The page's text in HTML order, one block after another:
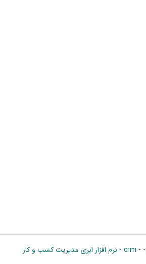
- - crm - نرم افزار ابری مدیریت کسب و کار